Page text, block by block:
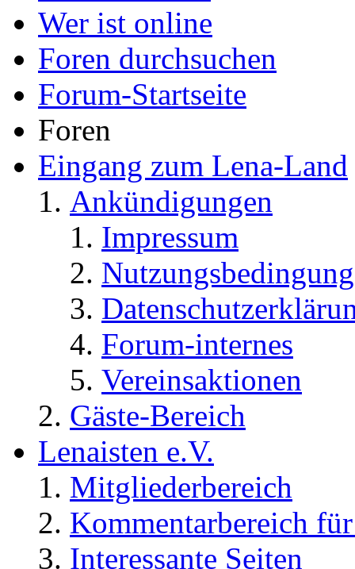
Wer ist online
Foren durchsuchen
Forum-Startseite
Foren
Eingang zum Lena-Land
Ankündigungen
Impressum
Forum-internes
Vereinsaktionen
Gäste-Bereich
Lenaisten e.V.
Mitgliederbereich
Kommentarbereich
Interessante Seiten